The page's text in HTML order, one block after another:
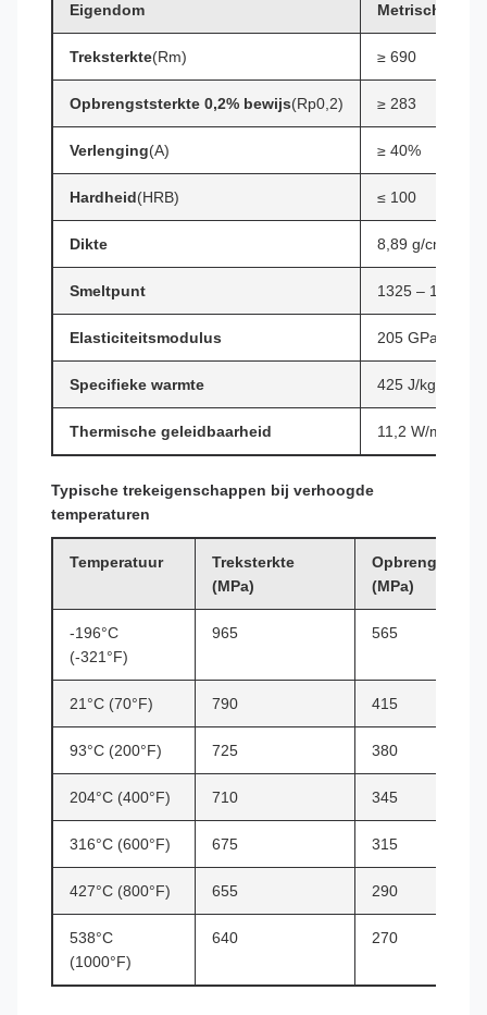
Eigendom Metrisch (MPa)
Treksterkte(Rm) ≥ 690
Opbrengststerkte 0,2% bewijs(Rp0,2) ≥ 283
Verlenging(A) ≥ 40%
Hardheid(HRB) ≤ 100
Dikte 8,89 g/cm³
Smeltpunt 1325 – 1370°C
Elasticiteitsmodulus 205 GPa
Specifieke warmte 425 J/kg·K
Thermische geleidbaarheid 11,2 W/m·K (bij
Typische trekeigenschappen bij verhoogde
temperaturen
Temperatuur
Treksterkte
(MPa)
(MPa)
-196°C
(-321°F)
965 565
21°C (70°F) 790 415
93°C (200°F) 725 380
204°C (400°F) 710 345
316°C (600°F) 675 315
427°C (800°F) 655 290
538°C
(1000°F)
640 270